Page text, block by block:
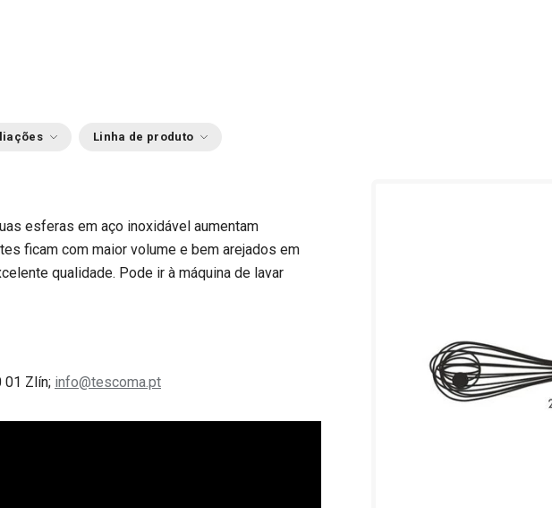
Linha de produto
esferas em aço inoxidável aumentam
ficam com maior volume e bem arejados em
qualidade. Pode ir à máquina de lavar
01 Zlín; info@tescoma.pt